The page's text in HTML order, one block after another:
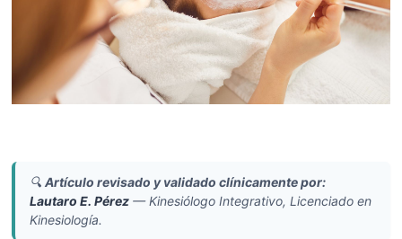
🔍 Artículo revisado y validado clínicamente por:
Lautaro E. Pérez—Kinesiólogo Integrativo, Licenciado en
Kinesiología.